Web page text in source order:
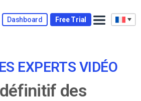
Dashboard Free Trial
EXPERTS VIDÉO
des